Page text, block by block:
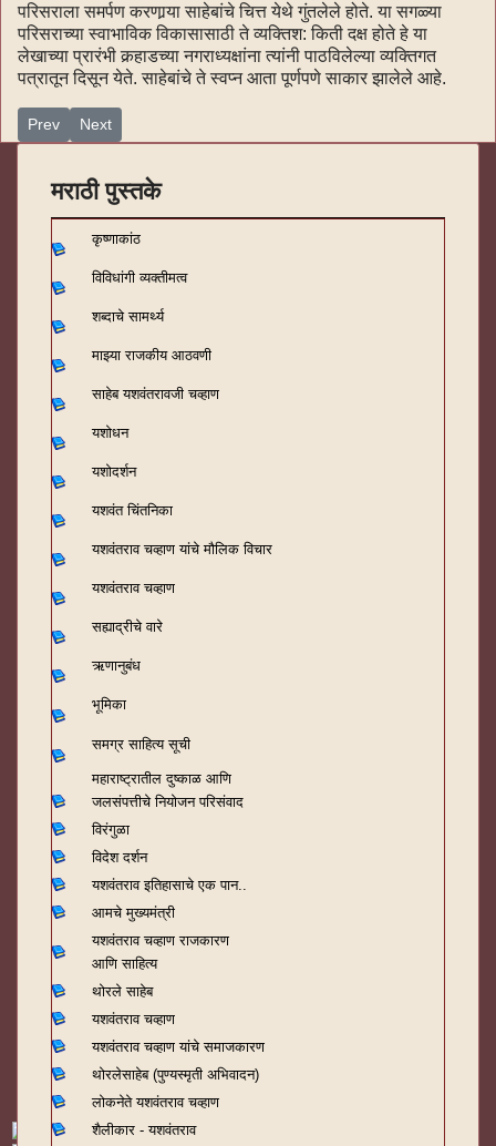
परिसराला समर्पण करणार्‍या साहेबांचे चित्त येथे गुंतलेले होते. या सगळ्या
परिसराच्या स्वाभाविक विकासासाठी ते व्यक्तिश: किती दक्ष होते हे या
लेखाच्या प्रारंभी कर्‍हाडच्या नगराध्यक्षांना त्यांनी पाठविलेल्या व्यक्तिगत
पत्रातून दिसून येते. साहेबांचे ते स्वप्न आता पूर्णपणे साकार झालेले आहे.
Previous article: विविधांगी व्यक्तिमत्व-१०३
Prev Next article: विविधांगी व्यक्तिमत्व-१०१
Next
मराठी पुस्तके
कृष्णाकांठ
विविधांगी व्यक्तीमत्व
शब्दाचे सामर्थ्य
माझ्या राजकीय आठवणी
साहेब यशवंतरावजी चव्हाण
यशोधन
यशोदर्शन
यशवंत चिंतनिका
यशवंतराव चव्हाण यांचे मौलिक विचार
यशवंतराव चव्हाण
सह्याद्रीचे वारे
ऋणानुबंध
भूमिका
समग्र साहित्य सूची
महाराष्ट्रातील दुष्काळ आणि
जलसंपत्तीचे नियोजन परिसंवाद
विरंगुळा
विदेश दर्शन
यशवंतराव इतिहासाचे एक पान..
आमचे मुख्यमंत्री
यशवंतराव चव्हाण राजकारण
आणि साहित्य
थोरले साहेब
यशवंतराव चव्हाण
यशवंतराव चव्हाण यांचे समाजकारण
थोरलेसाहेब (पुण्यस्मृती अभिवादन)
लोकनेते यशवंतराव चव्हाण
शैलीकार - यशवंतराव